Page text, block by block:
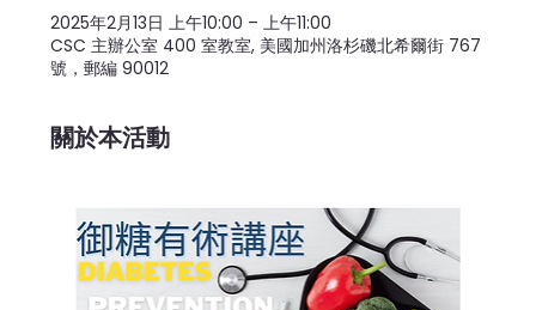
2025年2月13日 上午10:00 – 上午11:00
CSC 主辦公室 400 室教室, 美國加州洛杉磯北希爾街 767
號，郵編 90012
關於本活動